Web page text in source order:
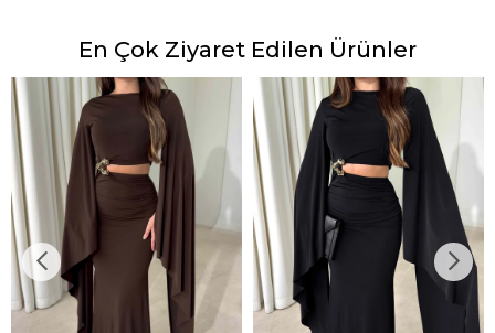
En Çok Ziyaret Edilen Ürünler